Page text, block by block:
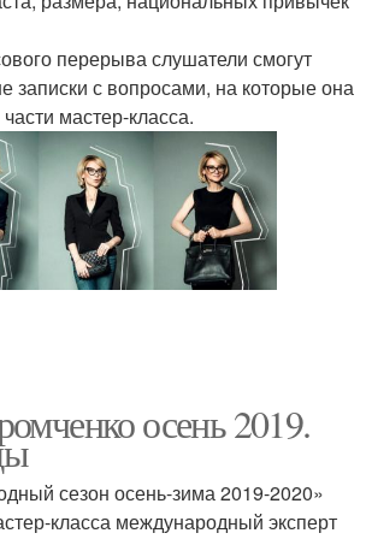
перерыва слушатели смогут
записки с вопросами, на которые она
мастер-класса.
осень 2019.
сезон осень-зима 2019-2020»
класса международный эксперт